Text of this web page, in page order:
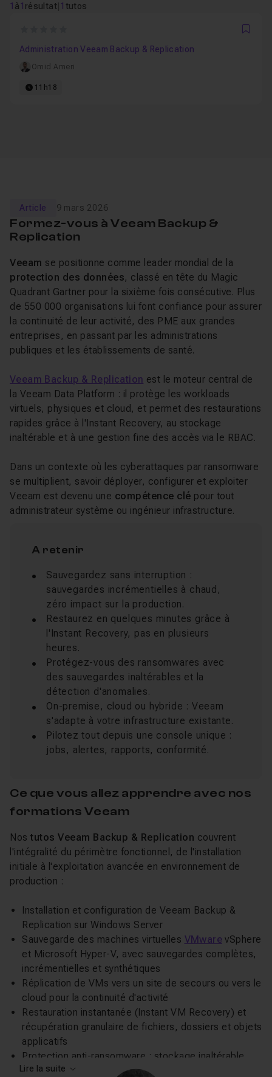
1 à1 résultat| 1 tutos
Administration Veeam Backup & Replication
Omid Ameri
11h18
Article 9 mars 2026
Formez-vous à Veeam Backup &
Replication
Veeam se positionne comme leader mondial de la
protection des données, classé en tête du Magic
Quadrant Gartner pour la sixième fois consécutive. Plus
de 550 000 organisations lui font confiance pour assurer
la continuité de leur activité, des PME aux grandes
entreprises, en passant par les administrations
publiques et les établissements de santé.
Veeam Backup & Replication est le moteur central de
la Veeam Data Platform : il protège les workloads
virtuels, physiques et cloud, et permet des restaurations
rapides grâce à l'Instant Recovery, au stockage
inaltérable et à une gestion fine des accès via le RBAC.
Dans un contexte où les cyberattaques par ransomware
se multiplient, savoir déployer, configurer et exploiter
Veeam est devenu une compétence clé pour tout
administrateur système ou ingénieur infrastructure.
A retenir
Sauvegardez sans interruption :
sauvegardes incrémentielles à chaud,
zéro impact sur la production.
Restaurez en quelques minutes grâce à
l'Instant Recovery, pas en plusieurs
heures.
Protégez-vous des ransomwares avec
des sauvegardes inaltérables et la
détection d'anomalies.
On-premise, cloud ou hybride : Veeam
s'adapte à votre infrastructure existante.
Pilotez tout depuis une console unique :
jobs, alertes, rapports, conformité.
Ce que vous allez apprendre avec nos
formations Veeam
Nos tutos Veeam Backup & Replication couvrent
l'intégralité du périmètre fonctionnel, de l'installation
initiale à l'exploitation avancée en environnement de
production :
Installation et configuration de Veeam Backup &
Replication sur Windows Server
Sauvegarde des machines virtuelles VMwarevSphere
et Microsoft Hyper-V, avec sauvegardes complètes,
incrémentielles et synthétiques
Réplication de VMs vers un site de secours ou vers le
cloud pour la continuité d'activité
Restauration instantanée (Instant VM Recovery) et
récupération granulaire de fichiers, dossiers et objets
applicatifs
Protection anti-ransomware : stockage inaltérable,
détection d'anomalies, règles de rétention
Lire la suite